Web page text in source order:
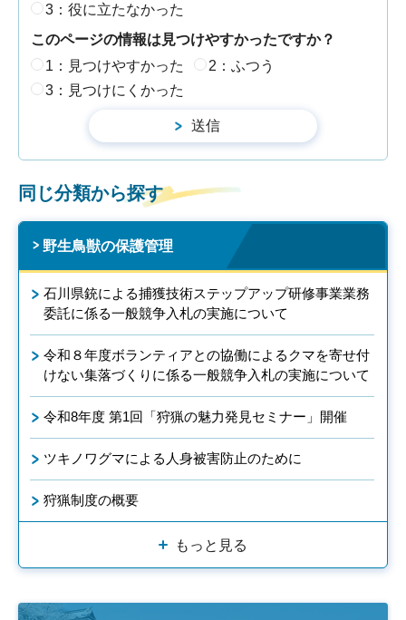
3：役に立たなかった
このページの情報は見つけやすかったですか？
1：見つけやすかった
2：ふつう
3：見つけにくかった
同じ分類から探す
野生鳥獣の保護管理
石川県銃による捕獲技術ステップアップ研修事業業務
委託に係る一般競争入札の実施について
令和８年度ボランティアとの協働によるクマを寄せ付
けない集落づくりに係る一般競争入札の実施について
令和8年度 第1回「狩猟の魅力発見セミナー」開催
ツキノワグマによる人身被害防止のために
狩猟制度の概要
もっと見る